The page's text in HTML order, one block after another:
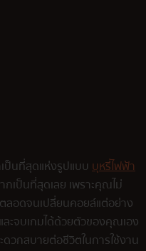
ป็นที่สุดแห่งรูปแบบ บุหรี่ไฟฟ้า
กเป็นที่สุดเลย เพราะคุณไม่
ลอดจนเปลี่ยนคอยล์แต่อย่าง
ะจบเกมได้ด้วยตัวของคุณเอง
วกสบายต่อชีวิตในการใช้งาน